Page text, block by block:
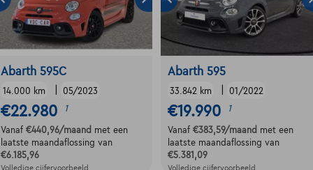
Abarth 595C
14.000 km 05/2023
€22.980 1
Vanaf €440,96/maand met een
laatste maandaflossing van
€6.185,96
Volledige cijfervoorbeeld
Abarth 595
33.842 km 01/2022
€19.990 1
Vanaf €383,59/maand met een
laatste maandaflossing van
€5.381,09
Volledige cijfervoorbeeld